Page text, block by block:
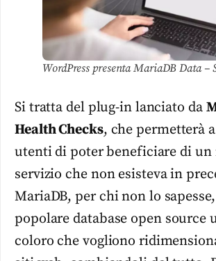
WordPress presenta MariaDB Data –
Si tratta del plug-in lanciato da
Health Checks, che permetterà
utenti di poter beneficiare di un
servizio che non esisteva in
MariaDB, per chi non lo
popolare database open source
coloro che vogliono